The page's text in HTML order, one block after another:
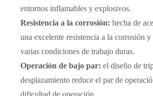
entornos inflamables y explosivos.
Resistencia a la corrosión: hecha de
una excelente resistencia a la corrosión y
varias condiciones de trabajo duras.
Operación de bajo par: el diseño de
desplazamiento reduce el par de
dificultad de operación.